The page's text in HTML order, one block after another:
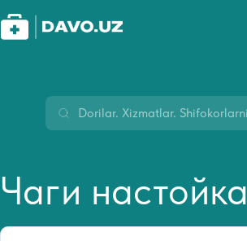
Чаги настойка